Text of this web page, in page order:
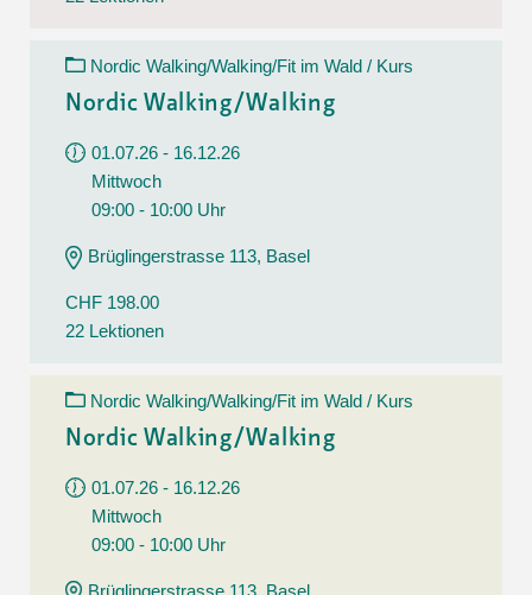
Nordic Walking/Walking/Fit im Wald / Kurs
Nordic Walking/Walking
01.07.26 - 16.12.26
Mittwoch
09:00 - 10:00 Uhr
Brüglingerstrasse 113, Basel
CHF 198.00
22 Lektionen
Nordic Walking/Walking/Fit im Wald / Kurs
Nordic Walking/Walking
01.07.26 - 16.12.26
Mittwoch
09:00 - 10:00 Uhr
Brüglingerstrasse 113, Basel